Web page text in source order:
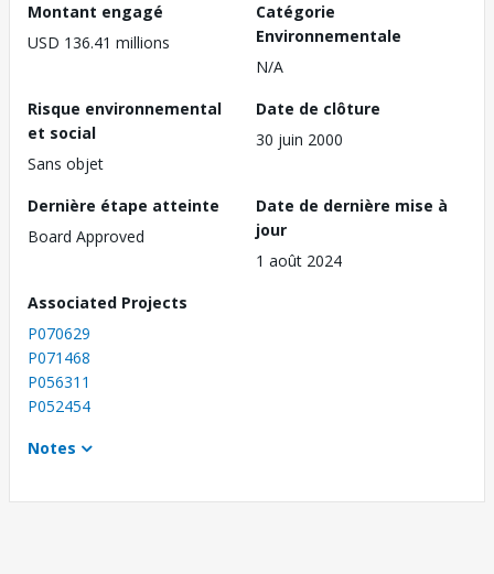
Montant engagé
USD 136.41 millions
Catégorie
Environnementale
N/A
Risque environnemental
et social
Sans objet
Date de clôture
30 juin 2000
Dernière étape atteinte
Board Approved
Date de dernière mise à
jour
1 août 2024
Associated Projects
P070629
P071468
P056311
P052454
Notes